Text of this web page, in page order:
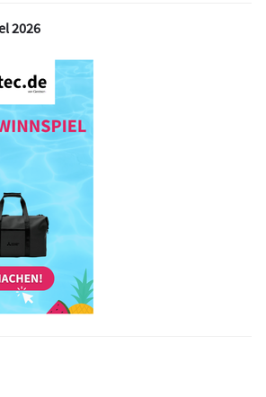
2026